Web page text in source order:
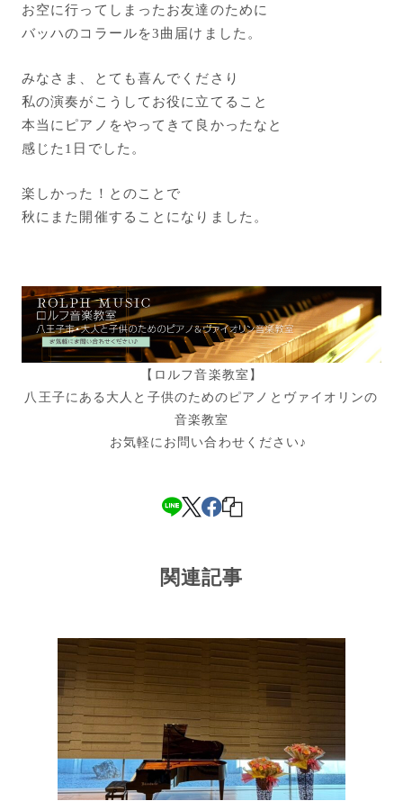
お空に行ってしまったお友達のために
バッハのコラールを3曲届けました。
みなさま、とても喜んでくださり
私の演奏がこうしてお役に立てること
本当にピアノをやってきて良かったなと
感じた1日でした。
楽しかった！とのことで
秋にまた開催することになりました。
【ロルフ音楽教室】
八王子にある大人と子供のためのピアノとヴァイオリンの
音楽教室
お気軽にお問い合わせください♪
関連記事